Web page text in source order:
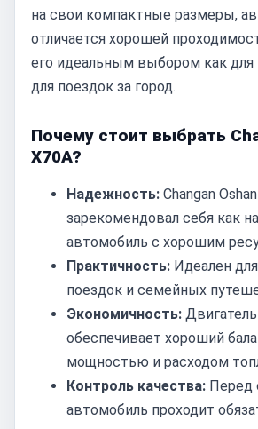
на свои компактные размеры,
отличается хорошей
его идеальным выбором как для
для поездок за город.
Почему стоит выбрать
X70A?
Надежность: Changan
зарекомендовал себя как
автомобиль с хорошим
Практичность: Идеален
поездок и семейных
Экономичность:
обеспечивает хороший
мощностью и расходом
Контроль качества: Перед
автомобиль проходит